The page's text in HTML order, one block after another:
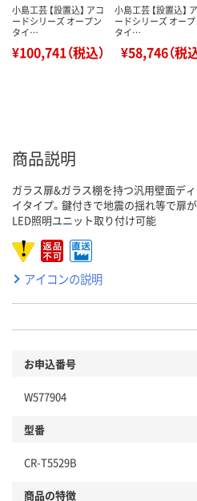
小島工芸 【設置込】 アコ
ードシリーズ オープン
タイ…
¥100,741（税込）
小島工芸 【設置込】
ードシリーズ オープ
タイ…
¥58,746（税
商品説明
ガラス扉&ガラス棚を持つ汎用壁面デ
イタイプ。鍵付きで地震の揺れ等で扉
LED照明ユニット取り付け可能
アイコンの説明
お申込番号
W577904
型番
CR-T5529B
商品の特徴